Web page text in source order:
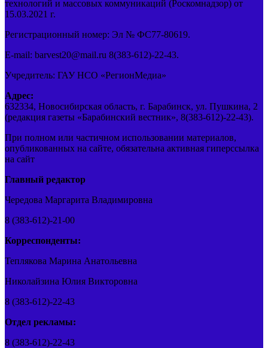
технологий и массовых коммуникаций (Роскомнадзор) от
15.03.2021 г.
Регистрационный номер: Эл № ФС77-80619.
E-mail: barvest20@mail.ru 8(383-612)-22-43.
Учредитель: ГАУ НСО «РегионМедиа»
Адрес:
632334, Новосибирская область, г. Барабинск, ул. Пушкина, 2
(редакция газеты «Барабинский вестник», 8(383-612)-22-43).
При полном или частичном использовании материалов,
опубликованных на сайте, обязательна активная гиперссылка
на сайт
Главный редактор
Чередова Маргарита Владимировна
8 (383-612)-21-00
Корреспонденты:
Теплякова Марина Анатольевна
Николайзина Юлия Викторовна
8 (383-612)-22-43
Отдел рекламы:
8 (383-612)-22-43